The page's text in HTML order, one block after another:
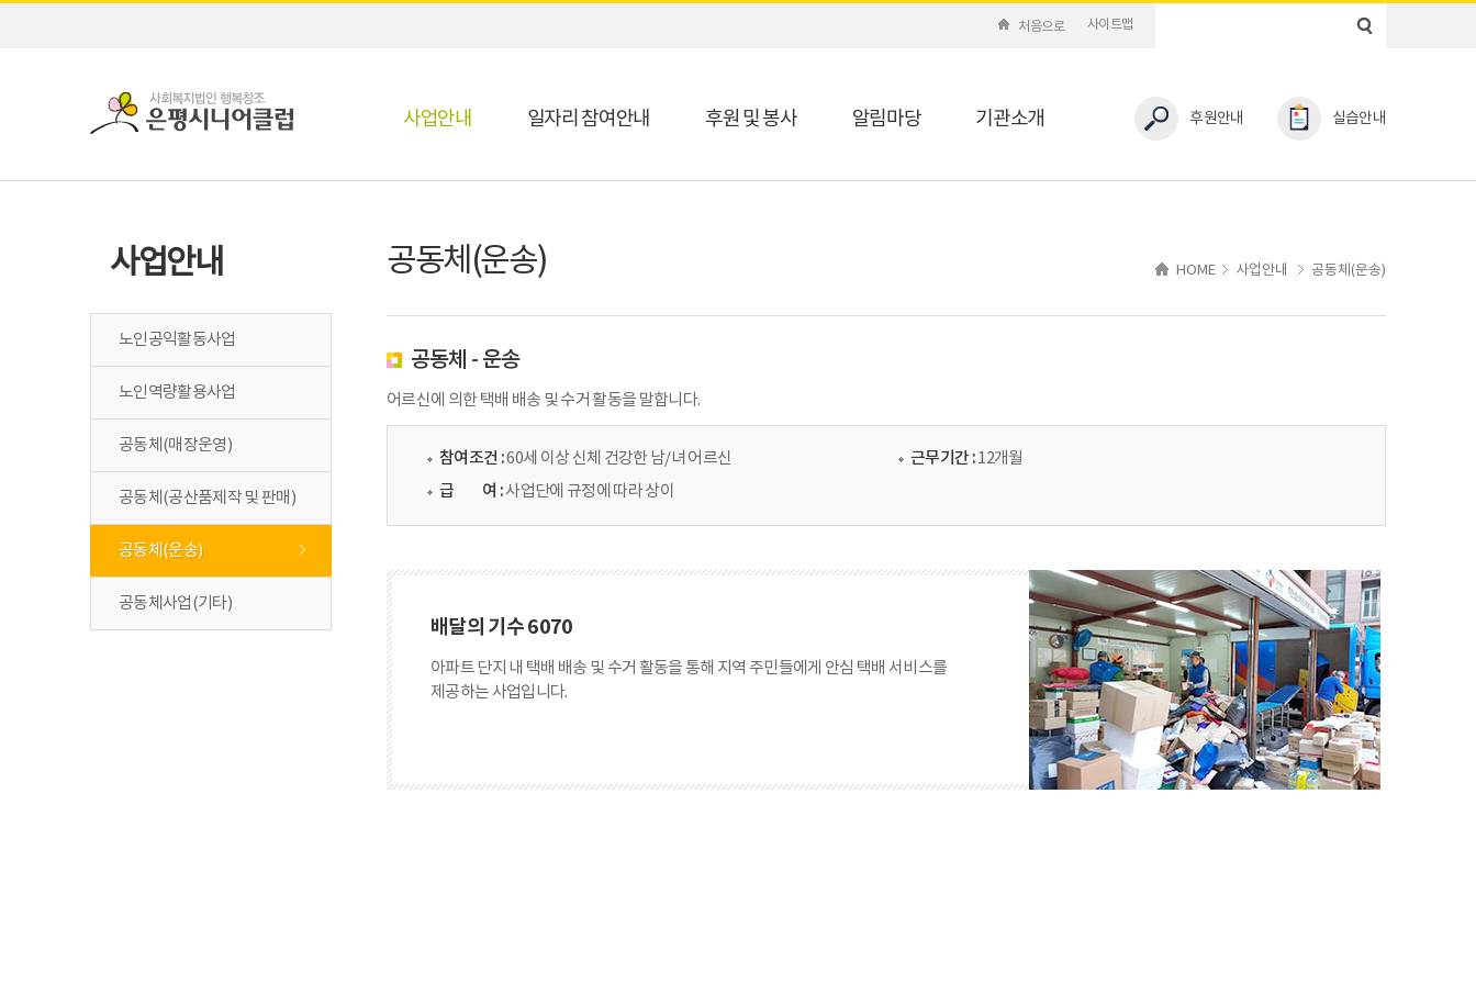
처음으로 사이트맵
후원안내 실습안내
사업안내 일자리 참여안내 후원 및 봉사 알림마당 기관소개
사업안내
노인공익활동사업
노인역량활용사업
공동체(매장운영)
공동체(공산품제작 및 판매)
공동체(운송)
공동체사업(기타)
HOME 사업안내 공동체(운송)
공동체(운송)
공동체 - 운송
어르신에 의한 택배 배송 및 수거 활동을 말합니다.
참여조건 :60세 이상 신체 건강한 남/녀 어르신 근무기간 :12개월
급
여 :사업단에 규정에 따라 상이
배달의 기수 6070
아파트 단지 내 택배 배송 및 수거 활동을 통해 지역 주민들에게 안심 택배 서비스를
제공하는 사업입니다.